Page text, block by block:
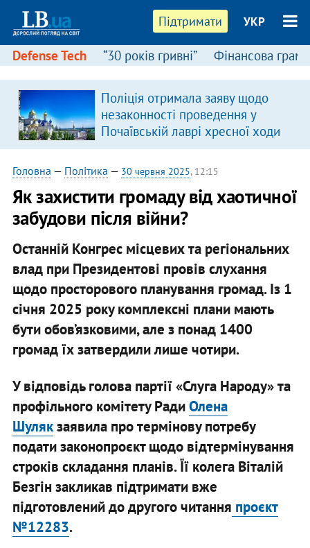
Підтримати УКР
Defense Tech “30 років гривні” Фінансова
Поліція отримала заяву щодо
незаконності проведення у
Почаївській лаврі хресної ходи
Головна — Політика — 30 червня 2025, 12:15
Як захистити громаду від хаотичної
забудови після війни?
Останній Конгрес місцевих та регіональних
влад при Президентові провів слухання
щодо просторового планування громад.Із 1
січня 2025 року комплексні плани мають
бути обов’язковими, але з понад 1400
громад їх затвердили лише чотири.
У відповідь голова партії «Слуга Народу» та
профільного комітету РадиОлена
Шулякзаявила про термінову потребу
подати законопроєкт щодо відтермінування
строків складання планів. Її колега Віталій
Безгін закликав підтримати вже
підготовлений до другого читання проєкт
№12283.